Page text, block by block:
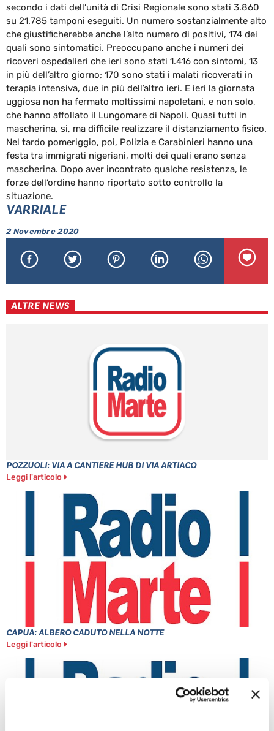
secondo i dati dell’unità di Crisi Regionale sono stati 3.860
su 21.785 tamponi eseguiti. Un numero sostanzialmente alto
che giustificherebbe anche l’alto numero di positivi, 174 dei
quali sono sintomatici. Preoccupano anche i numeri dei
ricoveri ospedalieri che ieri sono stati 1.416 con sintomi, 13
in più dell’altro giorno; 170 sono stati i malati ricoverati in
terapia intensiva, due in più dell’altro ieri. E ieri la giornata
uggiosa non ha fermato moltissimi napoletani, e non solo,
che hanno affollato il Lungomare di Napoli. Quasi tutti in
mascherina, si, ma difficile realizzare il distanziamento fisico.
Nel tardo pomeriggio, poi, Polizia e Carabinieri hanno una
festa tra immigrati nigeriani, molti dei quali erano senza
mascherina. Dopo aver incontrato qualche resistenza, le
forze dell’ordine hanno riportato sotto controllo la
situazione.
VARRIALE
2 Novembre 2020
ALTRE NEWS
POZZUOLI: VIA A CANTIERE HUB DI VIA ARTIACO
Leggi l'articolo
CAPUA: ALBERO CADUTO NELLA NOTTE
Leggi l'articolo